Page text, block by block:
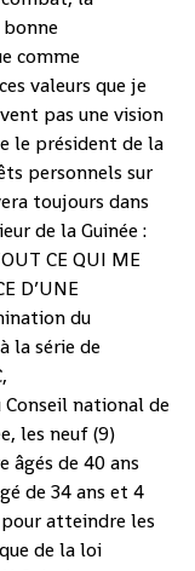
comme
valeurs que je
pas une vision
le président de la
personnels sur
toujours dans
de la Guinée :
CE QUI ME
D’UNE
du
la série de
national de
les neuf (9)
âgés de 40 ans
de 34 ans et 4
atteindre les
de la loi